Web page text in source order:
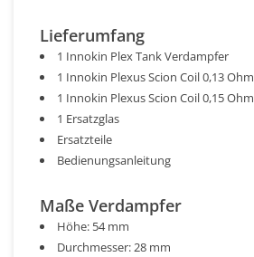
Lieferumfang
1 Innokin Plex Tank Verdampfer
1 Innokin Plexus Scion Coil 0,13 Ohm
1 Innokin Plexus Scion Coil 0,15 Ohm
1 Ersatzglas
Ersatzteile
Bedienungsanleitung
Maße Verdampfer
Höhe: 54 mm
Durchmesser: 28 mm